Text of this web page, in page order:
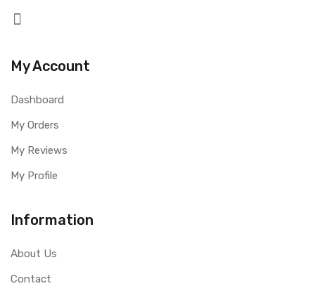
My Account
Dashboard
My Orders
My Reviews
My Profile
Information
About Us
Contact